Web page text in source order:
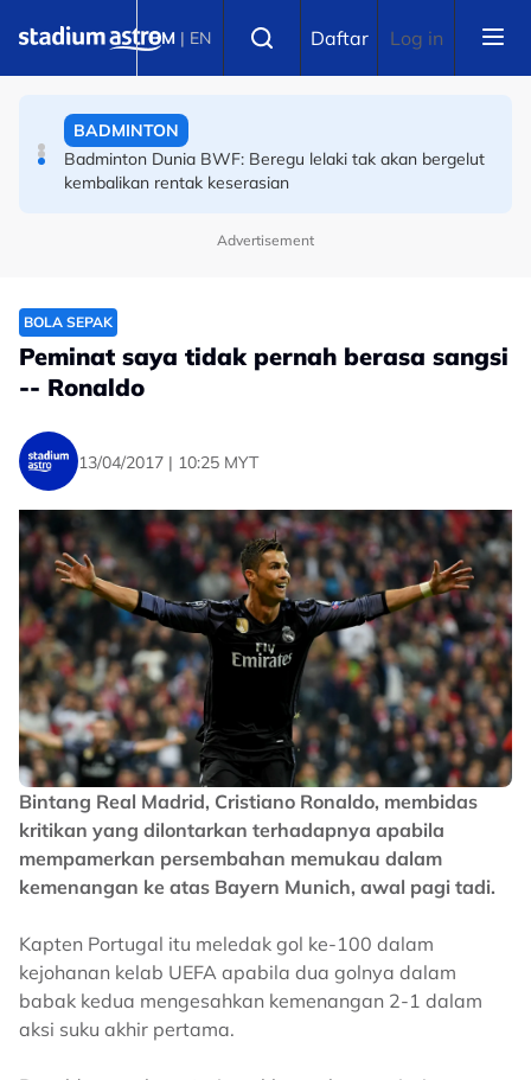
BM | EN Daftar Log in
Badminton Dunia BWF: Beregu lelaki tak akan bergelut
BOLA SEPAK
Badminton Dunia BWF: Malaysia harus berdepan realiti
pahit
Advertisement
BOLA SEPAK
Peminat saya tidak pernah berasa sangsi
-- Ronaldo
13/04/2017 | 10:25 MYT
Bintang Real Madrid, Cristiano Ronaldo, membidas
kritikan yang dilontarkan terhadapnya apabila
mempamerkan persembahan memukau dalam
kemenangan ke atas Bayern Munich, awal pagi tadi.
Kapten Portugal itu meledak gol ke-100 dalam
kejohanan kelab UEFA apabila dua golnya dalam
babak kedua mengesahkan kemenangan 2-1 dalam
aksi suku akhir pertama.